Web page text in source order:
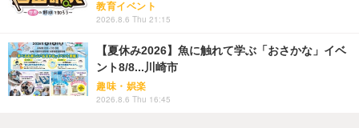
教育イベント
2026.8.6 Thu 21:15
【夏休み2026】魚に触れて学ぶ「おさかな」イベ
ント8/8...川崎市
趣味・娯楽
2026.8.6 Thu 16:45